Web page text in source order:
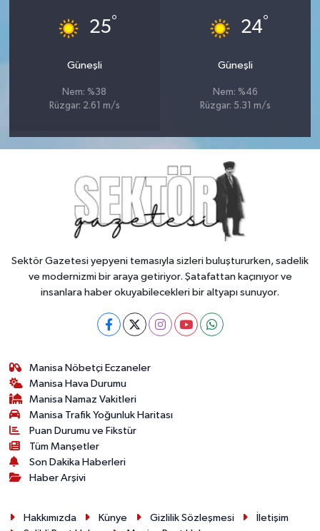
25°
Güneşli
Nem: %38
Rüzgar: 2.61 m/s
24°
Güneşli
Nem: %46
Rüzgar: 5.31 m/s
Sektör Gazetesi yepyeni temasıyla sizleri buluştururken, sadelik
ve modernizmi bir araya getiriyor. Şatafattan kaçınıyor ve
insanlara haber okuyabilecekleri bir altyapı sunuyor.
Manisa Nöbetçi Eczaneler
Manisa Hava Durumu
Manisa Namaz Vakitleri
Manisa Trafik Yoğunluk Haritası
Puan Durumu ve Fikstür
Tüm Manşetler
Son Dakika Haberleri
Haber Arşivi
Hakkımızda Künye Gizlilik Sözleşmesi
İletişim